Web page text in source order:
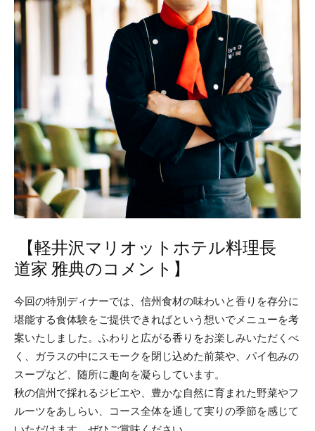
【軽井沢マリオットホテル料理長
道家 雅典のコメント】
今回の特別ディナーでは、信州食材の味わいと香りを存分に
堪能する食体験をご提供できればという想いでメニューを考
案いたしました。ふわりと広がる香りをお楽しみいただくべ
く、ガラスの中にスモークを閉じ込めた前菜や、パイ包みの
スープなど、随所に趣向を凝らしています。
秋の信州で採れるジビエや、豊かな自然に育まれた野菜やフ
ルーツをあしらい、コース全体を通して実りの季節を感じて